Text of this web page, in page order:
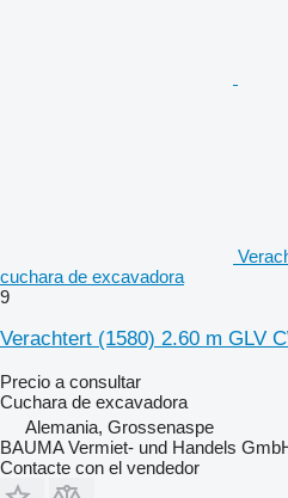
cuchara de excavadora
9
Verachtert (1580) 2.60 m GLV
Precio a consultar
Cuchara de excavadora
Alemania, Grossenaspe
BAUMA Vermiet- und Handels
Contacte con el vendedor